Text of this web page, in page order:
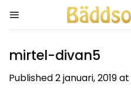
mirtel-divan5
Published2 januari, 2019at